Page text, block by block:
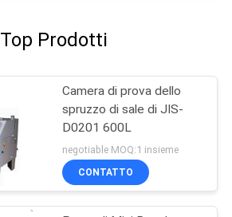
Top Prodotti
Camera di prova dello
spruzzo di sale di JIS-
D0201 600L
negotiable MOQ:1 insieme
CONTATTO